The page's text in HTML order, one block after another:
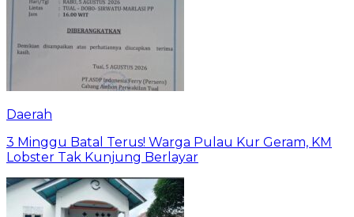
Daerah
3 Minggu Batal Terus! Warga Pulau Kur Geram, KM
Lobster Tak Kunjung Berlayar